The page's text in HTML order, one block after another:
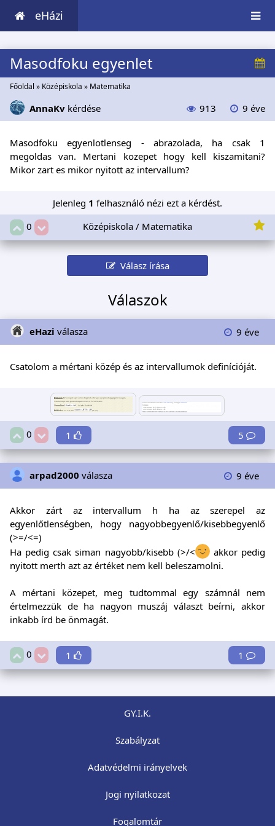
eHázi
Masodfoku egyenlet
Főoldal » Középiskola » Matematika
AnnaKv kérdése 913 9 éve
Masodfoku egyenlotlenseg - abrazolada, ha csak 1
megoldas van. Mertani kozepet hogy kell kiszamitani?
Mikor zart es mikor nyitott az intervallum?
Jelenleg 1 felhasználó nézi ezt a kérdést.
0
Középiskola / Matematika
Válasz írása
Válaszok
eHazi válasza 9 éve
Csatolom a mértani közép és az intervallumok definícióját.
0 1 5
arpad2000 válasza 9 éve
Akkor zárt az intervallum h ha az szerepel az
egyenlőtlenségben, hogy nagyobbegyenlő/kisebbegyenlő
(>=/<=)
Ha pedig csak siman nagyobb/kisebb (>/<
akkor pedig
nyitott merth azt az értéket nem kell beleszamolni.
A mértani közepet, meg tudtommal egy számnál nem
értelmezzük de ha nagyon muszáj választ beírni, akkor
inkabb írd be önmagát.
0 1 1
GY.I.K.
Szabályzat
Adatvédelmi irányelvek
Jogi nyilatkozat
Fogalomtár